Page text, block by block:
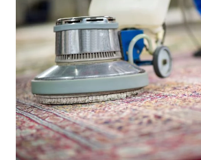
Karpet
Masjid
Gresik